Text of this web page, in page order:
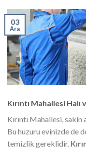
03
Ara
Kırıntı Mahallesi
Kırıntı Mahallesi,
Bu huzuru evinizde de
temizlik gereklidir.